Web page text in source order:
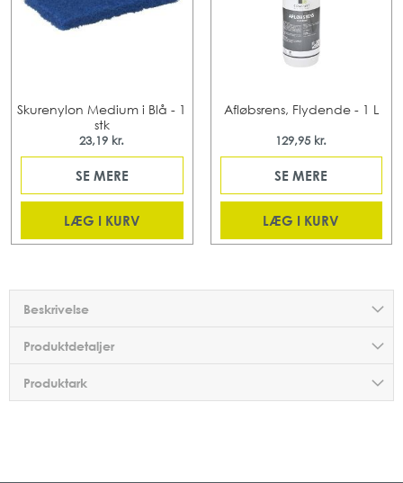
Skurenylon Medium i Blå - 1
stk
23,19 kr.
SE MERE
LÆG I KURV
Afløbsrens, Flydende - 1 L
129,95 kr.
SE MERE
LÆG I KURV
Beskrivelse
Produktdetaljer
Produktark